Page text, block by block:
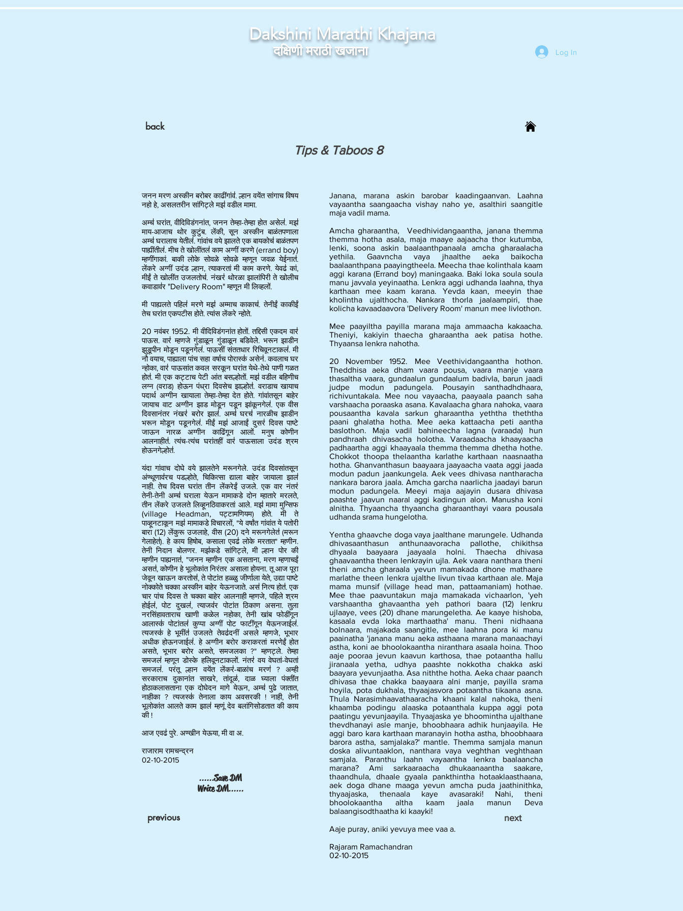
Dakshini Marathi Khajana
दक्षिणी मराठी खजाना Log In
back
Tips & Taboos 8
जनन मरण अस्कीन बरोबर काढींगांव॑. ल्हान वयेंत सांगाच विषय
नहो हे, असलतरीन सांगिट्ले मझ॑ वडील मामा.
अम्च॑ घरांत, वीदिविडंगनांत, जनन तेम्हा-तेम्हा होत असेल॑. मझ॑
माय-आजाच थोर कुटुंब. लेंकी, सून अस्कीन बाळंतपणाला
अम्च॑ घरालाच येतील॑. गांवांच वये झालते एक बायकोच॑ बाळंतपण
पाह्यींतील॑. मीच ते खोलींतल॑ काम अग्गीं करणे(errand boy)
म्हणींगाकां. बाकी लोके सोवळे सोवळे म्हणून जवळ येईनात॑.
लेंकरे अग्गीं उदंड ल्हान, त्याकरतां मी काम करणे. येवढ॑ कां,
मीईं ते खोलींत उजलतोच॑. नंखर॑ थोरळा झालांपिरी ते खोलीच
कवाडाव॑र "Delivery Room"म्हणून मी लिव्हलों.
मी पाह्यलते पहिल॑ मरणे मझ॑ अम्माच काकाच॑. तेनीईं काकीईं
तेच घरांत एकपटीस होते. त्यांस लेंकरे न्होते.
20नवंबर1952. मी वीदिविडंगनांत होतों. तद्दिसी एकदम वार॑
पाऊस. वार॑ म्हणजे गुंडाळून गुंडाळून बडिवेले. भरून झाडीन
झुडूपीन मोडून पडूनगेल॑. पाऊसीं संततधार रिचिवूनटाकल॑. मी
नौ वयाच, पाह्याला पांच सहा वर्षाच पोरास्क॑ असेन॑. कवलाच घर
न्होका, वार॑ पाऊसांत कवल सरकून घरांत येथे-तेथे पाणी गळत
होत॑. मी एक कट्टाच पेटी आंत बसल्होतों. मझ॑ वडील बहिणीच
लग्न (वराड) होऊन पंध्रा दिवसेच झाल्होत॑. वराडाच खायाच
पदार्थ अग्गीन खायाला तेम्हा-तेम्हा देत होते. गांवांतसून बाहेर
जायाच वाट अग्गीन झाड मोडून पडून झांकूनगेल॑. एक वीस
दिवसानंतर नंखर॑ बरोर झाल॑. अम्च॑ घरच॑ नारळीच झाडीन
भरून मोडून पडूनगेल॑. मीईं मझ॑ आजाईं दुसर॑ दिवस पाष्टे
जाऊन नारळ अग्गीन काढिंगून आलों. मनुष कोणीन
आलनाहीत॑. त्यंच-त्यंच घरांतहीं वार॑ पाऊसाला उदंड श्रम
होऊनगेल्होत॑.
यंदा गांवाच दोघे वये झालतेने मरूनगेले. उदंड दिवसांतसून
अंण्थूणाव॑रच पडल्होते, चिकित्सा द्याला बाहेर जायाला झाल॑
नाही. तेच दिवस घरांत तीन लेंकरेईं उजले. एक वार नंतर॑
तेनी-तेनी अम्च॑ घराला येऊन मामाकडे दोन म्हातारे मरलते,
तीन लेंकरे उजलते लिव्हूनठिवाकरतां आले. मझ॑ मामा मुन्सिफ
(village Headman, पट्टामणियम) होते. मी ते
पाव्हूनटाकून मझ॑ मामाकडे विचारलों, "ये वर्षांत गांवांत ये पतोरी
बारा(12)लेंकुरू उजलाहे, वीस (20)दने मरूनगेलेत॑ (मरून
गेलाहेत॑). हे काय हिषोब, कसाला एवढ॑ लोके मरतात" म्हणीन.
तेनी निदान बोलणर. मझ॑कडे सांगिट्ले, मी ल्हान पोर की
म्हणीन पाह्यनात॑, "जनन म्हणीन एक असताना, मरण म्हणाचईं
असत॑, कोणीन हे भूलोकांत निरंतर असाला होयना. तू आज पूरा
जेवून खाऊन करतोस॑, ते पोटांत हळ्ळु जीर्णाला येते, उद्या पाष्टे
नोक्कोते चक्का अस्कीन बाहेर येऊनजाते. अस॑ नित्य होत॑. एक
चार पांच दिवस ते चक्का बाहेर आलनाही म्हणजे, पहिले श्रम
होईल॑, पोट दुखल॑, त्याजव॑र पोटांत ठिकाण असना. तुला
नरसिंहावताराच खाणी कळेल नहोका, तेनी खांब फोडींगून
आलास्क॑ पोटांतल॑ कुप्पा अग्गीं पोट फाटींगून येऊनजाईल॑.
त्यजस्क॑ हे भूमींत॑ उजलते तेवढ॑दनीं असले म्हणजे, भूभार
अधीक होऊनजाईल॑. हे अग्गीन बरोर कराकरतां मरणेईं होत
असते, भूभार बरोर असते, समजलका ?" म्हणट्ले. तेम्हा
समजल॑ म्हणून डोस्के हलिवूनटाकलों. नंतर॑ वय वेघतां-वेघतां
समजल॑. परंतू ल्हान वयेंत लेंकर॑-बाळांच मरण॑ ? अम्ही
सरकाराच दुकानांत साखरे, तांदूळ॑, दाळ घ्याला पंक्तींत
होठाकलासताना एक दोघेदन मागे येऊन, अम्च॑ पुढे जातात,
नाहीका ? त्यजस्क॑ तेनाला काय अवसरकी ! नाही, तेनी
भूलोकांत आलते काम झाल॑ म्हणूं देव बलांगिसोडतात की काय
की !
आज एवढ॑ पुरे. अण्खीन येऊया, मी वा अ.
राजाराम रामचन्द्रन
02-10-2015
......Save DM
Write DM......
previous
Janana, marana askin barobar kaadingaanvan. Laahna
vayaantha saangaacha vishay naho ye, asalthiri saangitle
maja vadil mama.
Amcha gharaantha, Veedhividangaantha, janana themma
themma hotha asala, maja maaye aajaacha thor kutumba,
lenki, soona askin baalaanthpanaala amcha gharaalacha
yethila. Gaavncha vaya jhaalthe aeka baikocha
baalaanthpana paayingtheela. Meecha thae kolinthala kaam
aggi karana (Errand boy) maningaaka. Baki loka soula soula
manu javvala yeyinaatha. Lenkra aggi udhanda laahna, thya
karthaan mee kaam karana. Yevda kaan, meeyin thae
kholintha ujalthocha. Nankara thorla jaalaampiri, thae
kolicha kavaadaavora 'Delivery Room' manun mee livlothon.
Mee paayiltha payilla marana maja ammaacha kakaacha.
Theniyi, kakiyin thaecha gharaantha aek patisa hothe.
Thyaansa lenkra nahotha.
20 November 1952. Mee Veethividangaantha hothon.
Theddhisa aeka dham vaara pousa, vaara manje vaara
thasaltha vaara, gundaalun gundaalum badivla, barun jaadi
judpe modun padungela. Pousayin santhadhdhaara,
richivuntakala. Mee nou vayaacha, paayaala paanch saha
varshaacha poraaska asana. Kavalaacha ghara nahoka, vaara
pousaantha kavala sarkun gharaantha yeththa theththa
paani ghalatha hotha. Mee aeka kattaacha peti aantha
baslothon. Maja vadil bahineecha lagna (varaada) hun
pandhraah dhivasacha holotha. Varaadaacha khaayaacha
padhaartha aggi khaayaala themma themma dhetha hothe.
Chokkot thoopa thelaantha karlathe karthaan naasnaatha
hotha. Ghanvanthasun baayaara jaayaacha vaata aggi jaada
modun padun jaankungela. Aek vees dhivasa nantharacha
nankara barora jaala. Amcha garcha naarlicha jaadayi barun
modun padungela. Meeyi maja aajayin dusara dhivasa
paashte jaavun naaral aggi kadingun alon. Manusha koni
alnitha. Thyaancha thyaancha gharaanthayi vaara pousala
udhanda srama hungelotha.
Yentha ghaavche doga vaya jaalthane marungele. Udhanda
dhivasaanthasun anthunaavoracha pallothe, chikithsa
dhyaala baayaara jaayaala holni. Thaecha dhivasa
ghaavaantha theen lenkrayin ujla. Aek vaara nanthara theni
theni amcha gharaala yevun mamakada dhone mathaare
marlathe theen lenkra ujalthe livun tivaa karthaan ale. Maja
mama munsif (village head man, pattaamaniam) hothae.
Mee thae paavuntakun maja mamakada vichaarlon, 'yeh
varshaantha ghavaantha yeh pathori baara (12) lenkru
ujlaaye, vees (20) dhane marungeletha. Ae kaaye hishoba,
kasaala evda loka marthaatha' manu. Theni nidhaana
bolnaara, majakada saangitle, mee laahna pora ki manu
paainatha 'janana manu aeka asthaana marana manaachayi
astha, koni ae bhoolokaantha niranthara asaala hoina. Thoo
aaje pooraa jevun kaavun karthosa, thae potaantha hallu
jiranaala yetha, udhya paashte nokkotha chakka aski
baayara yevunjaatha. Asa niththe hotha. Aeka chaar paanch
dhivasa thae chakka baayaara alni manje, payilla srama
hoyila, pota dukhala, thyaajasvora potaantha tikaana asna.
Thula Narasimhaavathaaracha khaani kalal nahoka, theni
khaamba podingu alaaska potaanthala kuppa aggi pota
paatingu yevunjaayila. Thyaajaska ye bhoomintha ujalthane
thevdhanayi asle manje, bhoobhaara adhik hunjaayila. He
aggi baro kara karthaan maranayin hotha astha, bhoobhaara
barora astha, samjalaka?' mantle. Themma samjala manun
doska alivuntaaklon, nanthara vaya veghthan veghthaan
samjala. Paranthu laahn vayaantha lenkra baalaancha
marana? Ami sarkaaraacha dhukaanaantha saakare,
thaandhula, dhaale gyaala pankthintha hotaaklaasthaana,
aek doga dhane maaga yevun amcha puda jaathinithka,
thyaajaska, thenaala kaye avasaraki! Nahi, theni
bhoolokaantha altha kaam jaala manun Deva
balaangisodthaatha ki kaayki!
Aaje puray, aniki yevuya mee vaa a.
Rajaram Ramachandran
02-10-2015
next